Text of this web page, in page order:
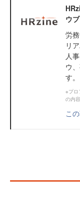
ウブ
労
リ
人
ウ
す。
※プロ
の内
こ